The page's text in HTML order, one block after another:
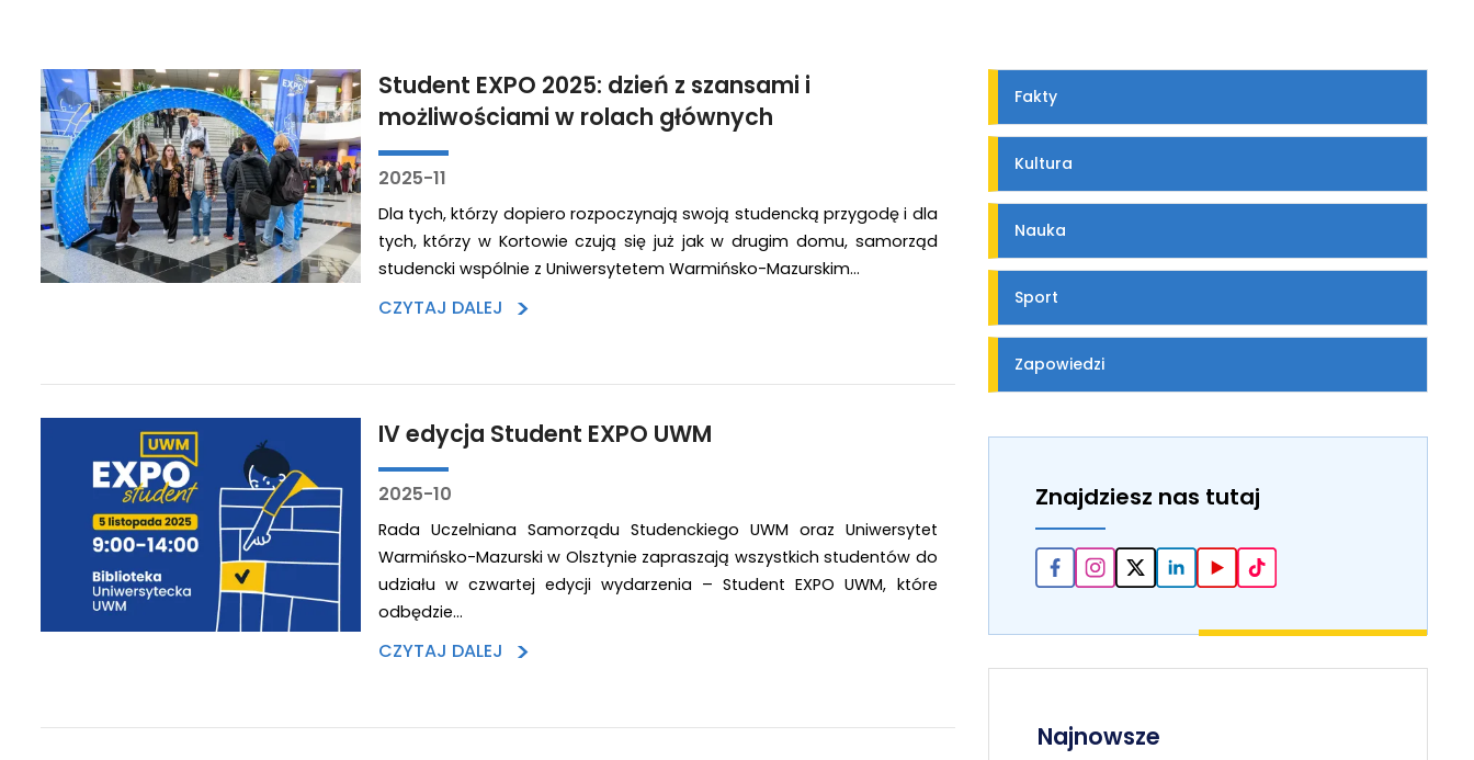
Student EXPO 2025: dzień z szansami i
możliwościami w rolach głównych
2025-11
Dla tych, którzy dopiero rozpoczynają swoją studencką przygodę i dla
tych, którzy w Kortowie czują się już jak w drugim domu, samorząd
studencki wspólnie z Uniwersytetem Warmińsko-Mazurskim…
CZYTAJ DALEJ >
IV edycja Student EXPO UWM
2025-10
Rada Uczelniana Samorządu Studenckiego UWM oraz Uniwersytet
Warmińsko-Mazurski w Olsztynie zapraszają wszystkich studentów do
udziału w czwartej edycji wydarzenia – Student EXPO UWM, które
odbędzie…
CZYTAJ DALEJ >
Fakty
Kultura
Nauka
Sport
Zapowiedzi
Znajdziesz nas tutaj
Najnowsze